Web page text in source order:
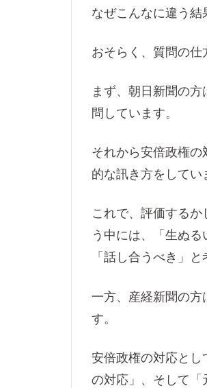
なぜこんなに違う結
おそらく、質問の仕
まず、朝日新聞の
問しています。
それから安倍政権
的な訊き方をしてい
これで、評価する
う中には、「生ぬる
「話し合うべき」
一方、産経新聞の方
す。
安倍政権の対応とし
の対応」、そして「